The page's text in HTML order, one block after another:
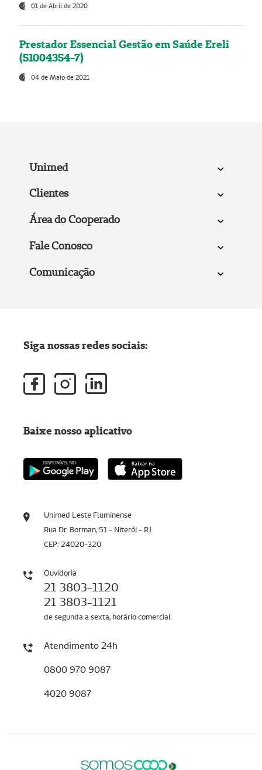
01 de Abril de 2020
Prestador Essencial Gestão em Saúde Ereli
(51004354-7)
04 de Maio de 2021
Unimed
Clientes
Área do Cooperado
Fale Conosco
Comunicação
Unimed Leste Fluminense
Rua Dr. Borman, 51 - Niterói - RJ
CEP: 24020-320
Ouvidoria
21 3803-1120
21 3803-1121
de segunda a sexta, horário comercial
Atendimento 24h
0800 970 9087
4020 9087
Siga nossas redes sociais:
Baixe nosso aplicativo